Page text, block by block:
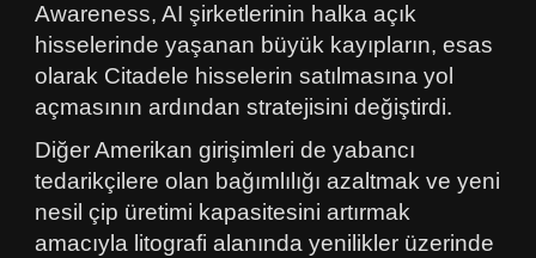
Awareness, AI şirketlerinin halka açık
hisselerinde yaşanan büyük kayıpların, esas
olarak Citadele hisselerin satılmasına yol
açmasının ardından stratejisini değiştirdi.
Diğer Amerikan girişimleri de yabancı
tedarikçilere olan bağımlılığı azaltmak ve yeni
nesil çip üretimi kapasitesini artırmak
amacıyla litografi alanında yenilikler üzerinde